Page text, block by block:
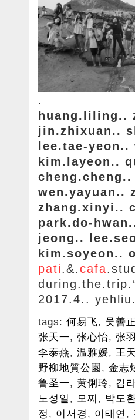
.
huang.liling..
jin.zhixuan..
lee.tae-yeon..
kim.layeon..
wen.yayuan..
zhang.xinyi..
park.do-
jeong..
kim.soyeon..
pati.&.cafa
2017.4..
tags: 何易飞, 吴善正
张天一, 张心怡, 张
李泰燕, 温雅媛, 王
野柳地質公園 , 金志
鲁圣一, 黄俐玲, 김
노성일 , 모찌 , 박도
정 , 이서경 , 이태연 ,